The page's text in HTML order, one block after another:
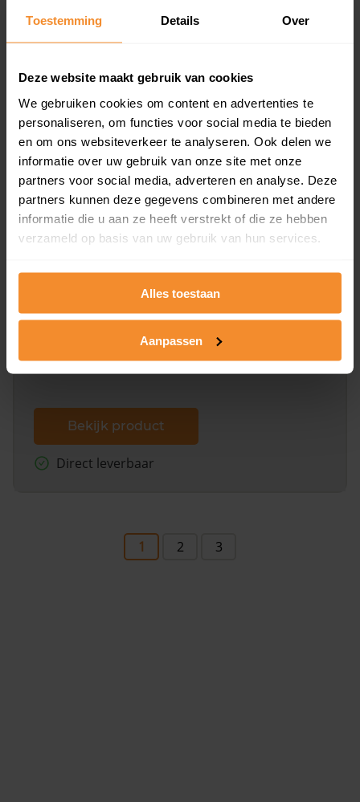
Toestemming Details Over
Deze website maakt gebruik van cookies
We gebruiken cookies om content en advertenties te
personaliseren, om functies voor social media te bieden
en om ons websiteverkeer te analyseren. Ook delen we
informatie over uw gebruik van onze site met onze
partners voor social media, adverteren en analyse. Deze
partners kunnen deze gegevens combineren met andere
informatie die u aan ze heeft verstrekt of die ze hebben
verzameld op basis van uw gebruik van hun services.
Alles toestaan
Aanpassen
Een overzicht van alle verkochte woningen (koopsom
en koopdatum) binnen een postcodegebied. Dit
Bekijk product
Direct leverbaar
Een uitgebreid overzicht van het perceel en
dit inclusief de luchtfoto!
Bekijk product
Direct leverbaar
1 2 3